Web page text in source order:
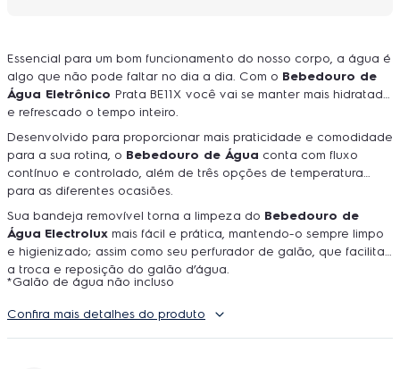
Essencial para um bom funcionamento do nosso corpo, a água é
algo que não pode faltar no dia a dia. Com o Bebedouro de
Água Eletrônico Prata BE11X você vai se manter mais hidratado
e refrescado o tempo inteiro.
Desenvolvido para proporcionar mais praticidade e comodidade
para a sua rotina, o Bebedouro de Água conta com fluxo
contínuo e controlado, além de três opções de temperatura
para as diferentes ocasiões.
Sua bandeja removível torna a limpeza do Bebedouro de
Água Electrolux mais fácil e prática, mantendo-o sempre limpo
e higienizado; assim como seu perfurador de galão, que facilita
a troca e reposição do galão d’água.
*Galão de água não incluso
Confira mais detalhes do produto